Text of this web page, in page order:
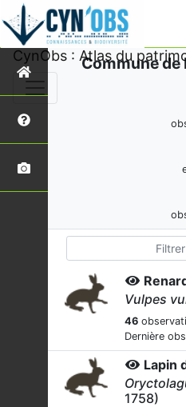
CynObs : Atlas du
Commune de
Vulpes
46
Dernière
Lapin
1758)